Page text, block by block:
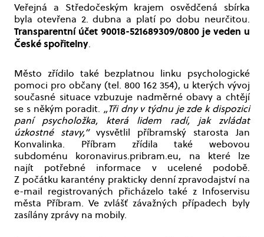
Veřejná a Středočeským krajem osvědčená sbírka
byla otevřena 2. dubna a platí po dobu neurčitou.
Transparentní účet 90018-521689309/0800 je veden u
České spořitelny.
Město zřídilo také bezplatnou linku psychologické
pomoci pro občany (tel. 800 162 354), u kterých vývoj
současné situace vzbuzuje nadměrné obavy a chtějí
se s někým poradit. „Tři dny v týdnu je zde k dispozici
paní psycholožka, která lidem radí, jak zvládat
úzkostné stavy,“vysvětlil příbramský starosta Jan
Konvalinka. Příbram zřídila také webovou
subdoménu koronavirus.pribram.eu, na které lze
najít potřebné informace v ucelené podobě.
Z počátku karantény prakticky denní zpravodajství na
e-mail registrovaných přicházelo také z Infoservisu
města Příbram. Ve zvlášť závažných případech byly
zasílány zprávy na mobily.